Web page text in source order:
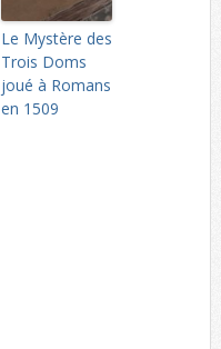
Le Mystère des
Trois Doms
joué à Romans
en 1509